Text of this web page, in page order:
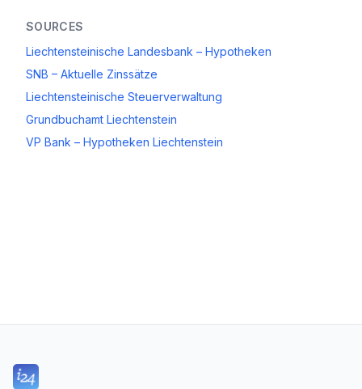
SOURCES
Liechtensteinische Landesbank – Hypotheken
SNB – Aktuelle Zinssätze
Liechtensteinische Steuerverwaltung
Grundbuchamt Liechtenstein
VP Bank – Hypotheken Liechtenstein